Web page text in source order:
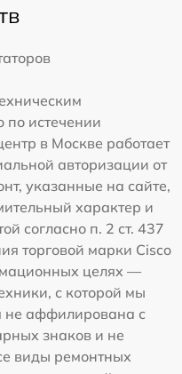
по истечении
в Москве работает
авторизации от
указанные на сайте,
характер и
согласно п. 2 ст. 437
торговой марки Cisco
целях —
с которой мы
не аффилирована с
знаков и не
виды ремонтных